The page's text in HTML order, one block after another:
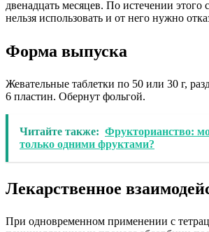
двенадцать месяцев. По истечении этого
нельзя использовать и от него нужно
Форма выпуска
Жевательные таблетки по 50 или 30 г,
6 пластин. Обернут фольгой.
Читайте также: Фрукторианство:
только одними фруктами?
Лекарственное
При одновременном применении с